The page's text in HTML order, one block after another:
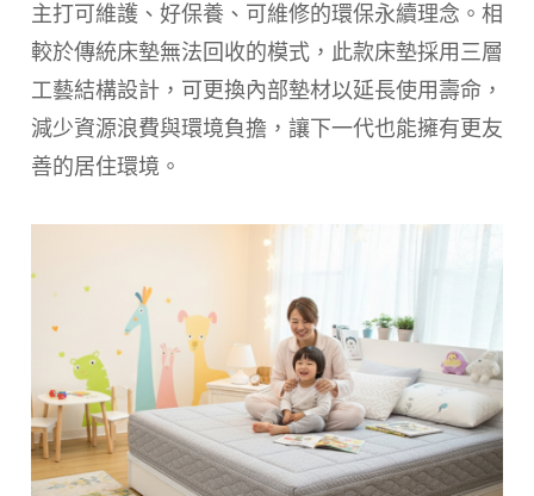
主打可維護、好保養、可維修的環保永續理念。相
較於傳統床墊無法回收的模式，此款床墊採用三層
工藝結構設計，可更換內部墊材以延長使用壽命，
減少資源浪費與環境負擔，讓下一代也能擁有更友
善的居住環境。